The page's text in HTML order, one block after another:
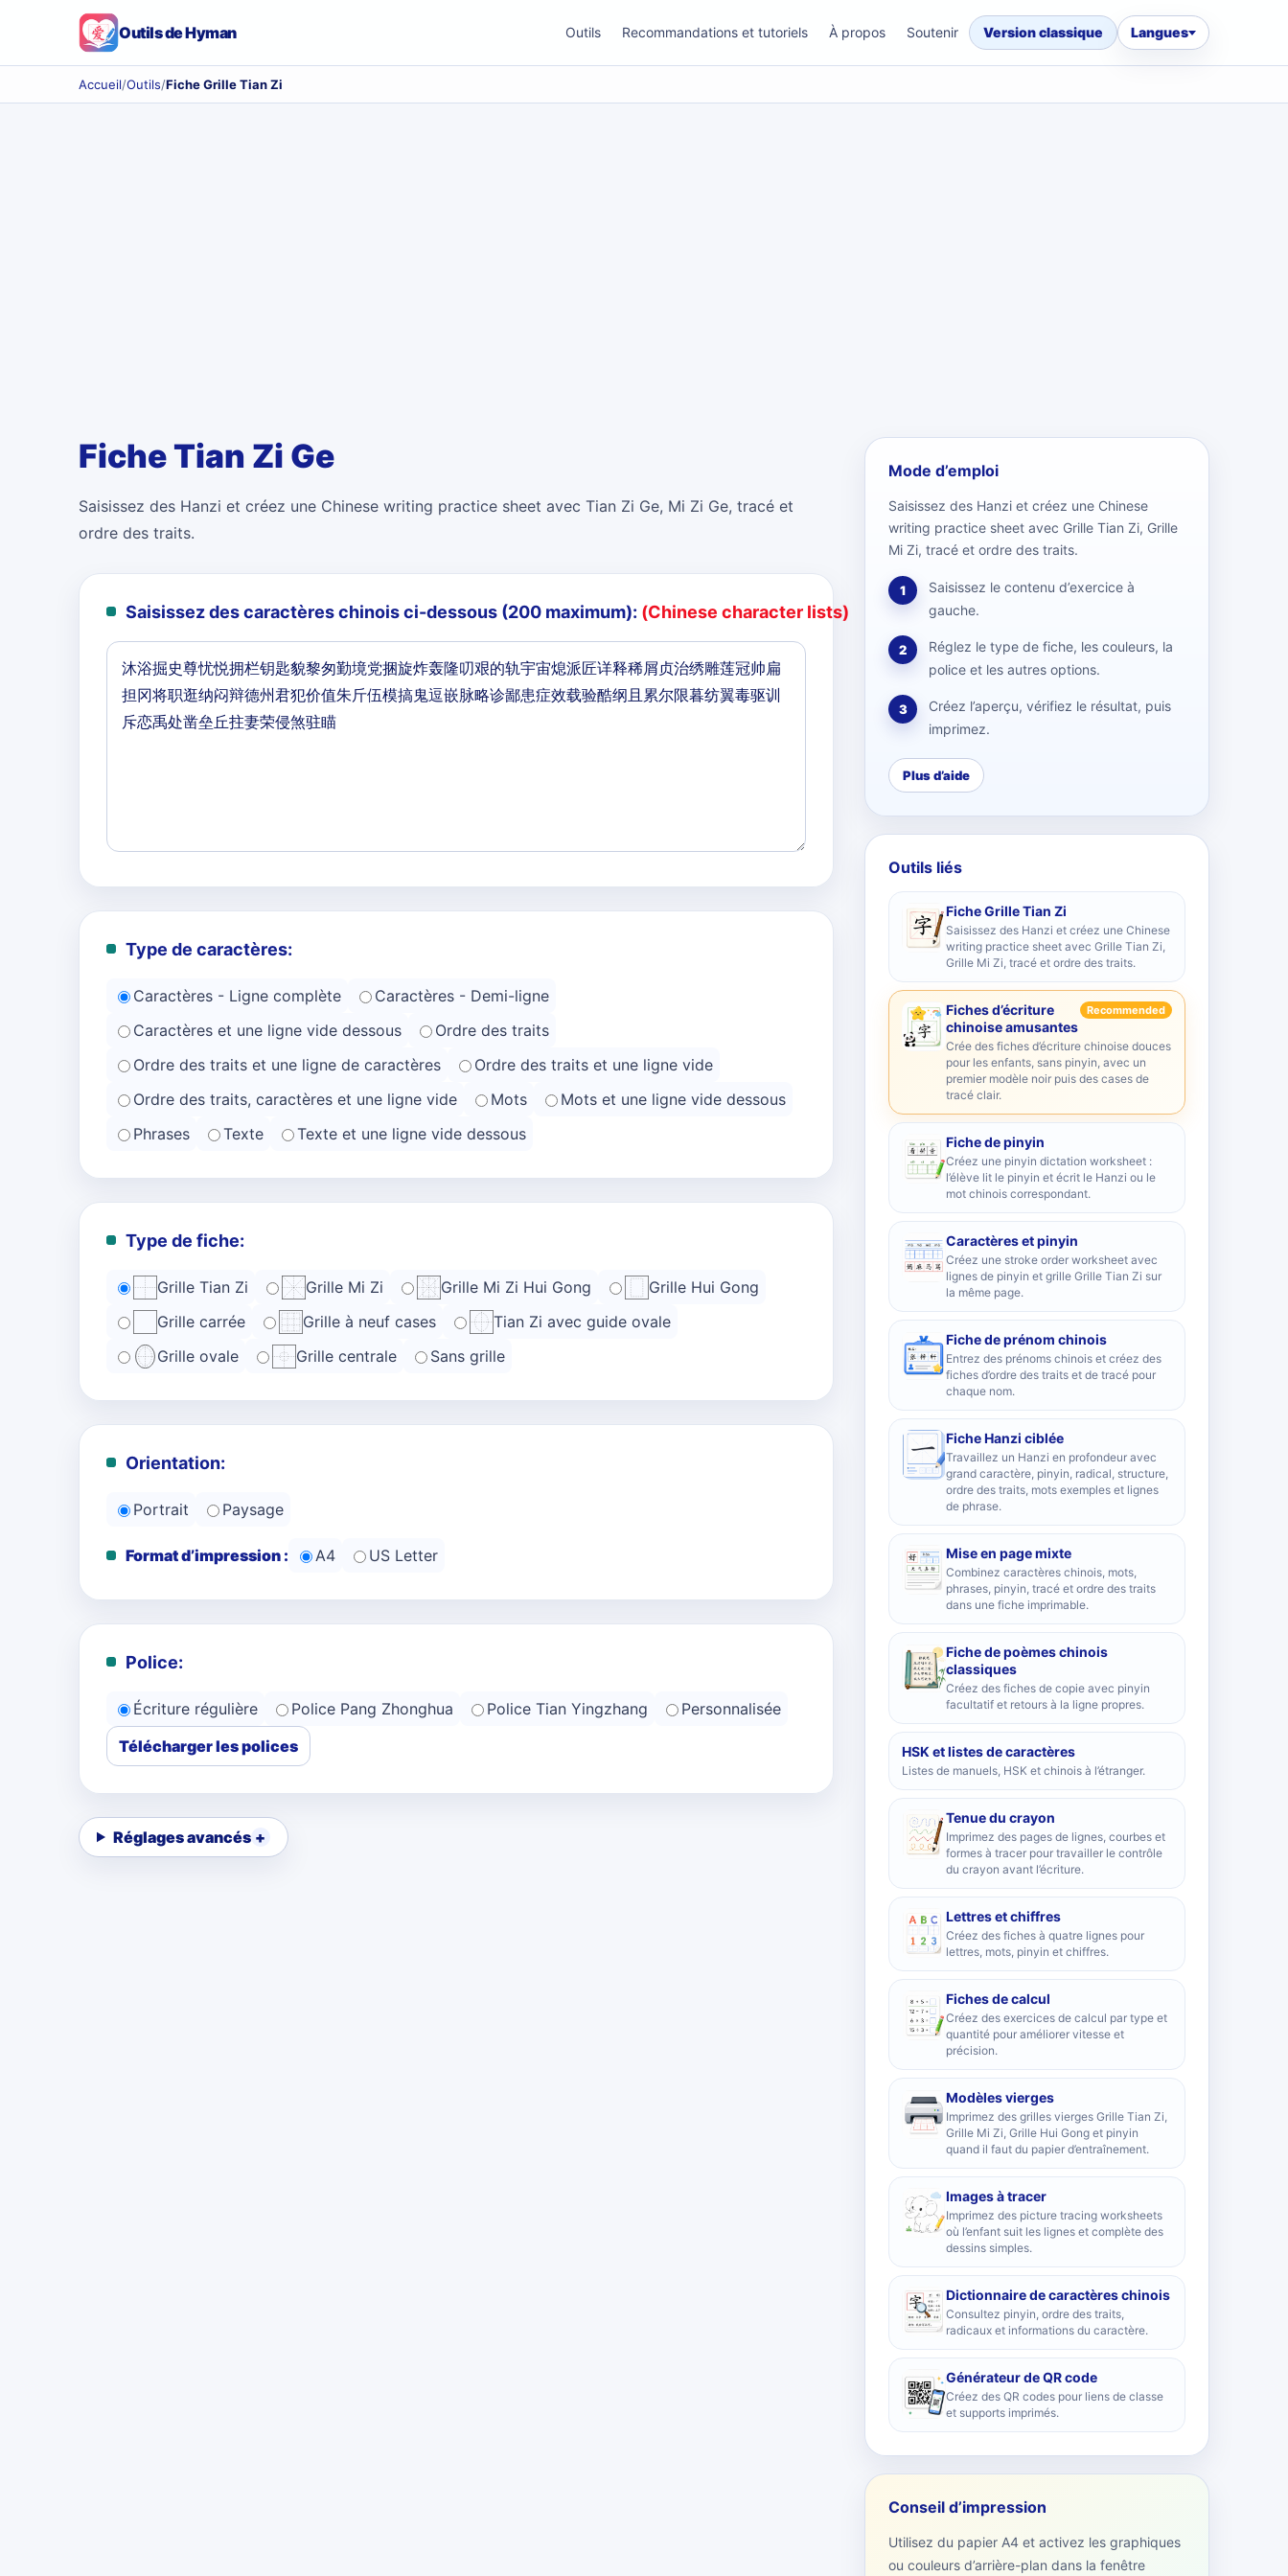
Outils de Hyman Outils Recommandations et tutoriels À propos Soutenir Version classique Langues
Accueil/Outils/Fiche Grille Tian Zi
Fiche Tian Zi Ge
Saisissez des Hanzi et créez une Chinese writing practice sheet avec Tian Zi Ge, Mi Zi Ge, tracé et
ordre des traits.
Saisissez des caractères chinois ci-dessous (200 maximum): (Chinese character lists)
Type de caractères:
Caractères - Ligne complète
Caractères - Demi-ligne
Caractères et une ligne vide dessous
Ordre des traits
Ordre des traits et une ligne de caractères
Ordre des traits et une ligne vide
Ordre des traits, caractères et une ligne vide
Mots
Mots et une ligne vide dessous
Phrases
Texte Texte et une ligne vide dessous
Type de fiche:
Grille Tian Zi Grille Mi Zi Grille Mi Zi Hui Gong
Grille Hui Gong
Grille carrée
Grille à neuf cases
Tian Zi avec guide ovale
Grille ovale
Grille centrale Sans grille
Orientation:
Portrait Paysage
Format d’impression : A4 US Letter
Police:
Écriture régulière Police Pang Zhonghua Police Tian Yingzhang
Personnalisée
Télécharger les polices
Réglages avancés
Mode d’emploi
Saisissez des Hanzi et créez une Chinese
writing practice sheet avec Grille Tian Zi, Grille
Mi Zi, tracé et ordre des traits.
1
Saisissez le contenu d’exercice à
gauche.
2
Réglez le type de fiche, les couleurs, la
police et les autres options.
3
Créez l’aperçu, vérifiez le résultat, puis
imprimez.
Plus d’aide
Outils liés
Fiche Grille Tian Zi
Saisissez des Hanzi et créez une Chinese
writing practice sheet avec Grille Tian Zi,
Grille Mi Zi, tracé et ordre des traits.
Fiches d’écriture
chinoise amusantes
Recommended
Crée des fiches d’écriture chinoise douces
pour les enfants, sans pinyin, avec un
premier modèle noir puis des cases de
tracé clair.
Fiche de pinyin
Créez une pinyin dictation worksheet :
l’élève lit le pinyin et écrit le Hanzi ou le
mot chinois correspondant.
Caractères et pinyin
Créez une stroke order worksheet avec
lignes de pinyin et grille Grille Tian Zi sur
la même page.
Fiche de prénom chinois
Entrez des prénoms chinois et créez des
fiches d’ordre des traits et de tracé pour
chaque nom.
Fiche Hanzi ciblée
Travaillez un Hanzi en profondeur avec
grand caractère, pinyin, radical, structure,
ordre des traits, mots exemples et lignes
de phrase.
Mise en page mixte
Combinez caractères chinois, mots,
phrases, pinyin, tracé et ordre des traits
dans une fiche imprimable.
Fiche de poèmes chinois
classiques
Créez des fiches de copie avec pinyin
facultatif et retours à la ligne propres.
HSK et listes de caractères
Listes de manuels, HSK et chinois à l’étranger.
Tenue du crayon
Imprimez des pages de lignes, courbes et
formes à tracer pour travailler le contrôle
du crayon avant l’écriture.
Lettres et chiffres
Créez des fiches à quatre lignes pour
lettres, mots, pinyin et chiffres.
Fiches de calcul
Créez des exercices de calcul par type et
quantité pour améliorer vitesse et
précision.
Modèles vierges
Imprimez des grilles vierges Grille Tian Zi,
Grille Mi Zi, Grille Hui Gong et pinyin
quand il faut du papier d’entraînement.
Images à tracer
Imprimez des picture tracing worksheets
où l’enfant suit les lignes et complète des
dessins simples.
Dictionnaire de caractères chinois
Consultez pinyin, ordre des traits,
radicaux et informations du caractère.
Générateur de QR code
Créez des QR codes pour liens de classe
et supports imprimés.
Conseil d’impression
Utilisez du papier A4 et activez les graphiques
ou couleurs d’arrière-plan dans la fenêtre